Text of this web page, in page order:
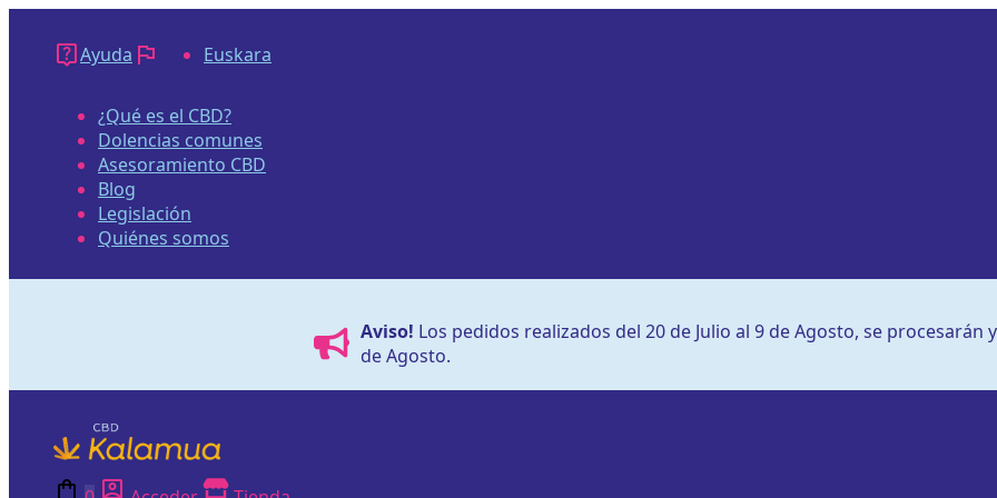
contenido
Ayuda Euskara
¿Qué es el CBD?
Dolencias comunes
Asesoramiento CBD
Blog
Legislación
Quiénes somos
Aviso! Los pedidos realizados del 20 de Julio al 9 de Agosto, se procesarán
de Agosto.